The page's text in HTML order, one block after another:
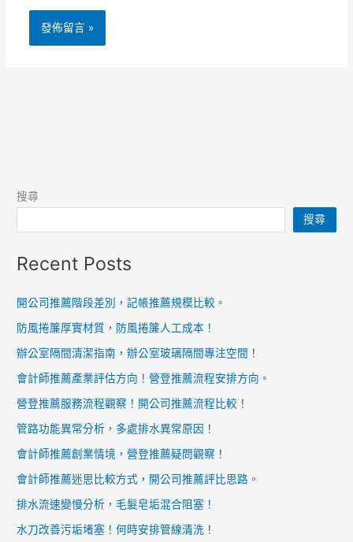
搜尋
搜尋
Recent Posts
開公司推薦階段差別，記帳推薦規模比較。
防風捲簾厚實材質，防風捲簾人工成本！
辦公室隔間清潔指南，辦公室玻璃隔間專注空間！
會計師推薦產業評估方向！營登推薦流程安排方向。
營登推薦服務流程觀察！開公司推薦流程比較！
管路功能異常分析，多處排水異常原因！
會計師推薦創業情境，營登推薦疑問觀察！
會計師推薦迷思比較方式，開公司推薦評比思路。
排水流速變慢分析，毛髮皂垢混合阻塞！
水刀改善污垢堵塞！何時安排管線清洗！